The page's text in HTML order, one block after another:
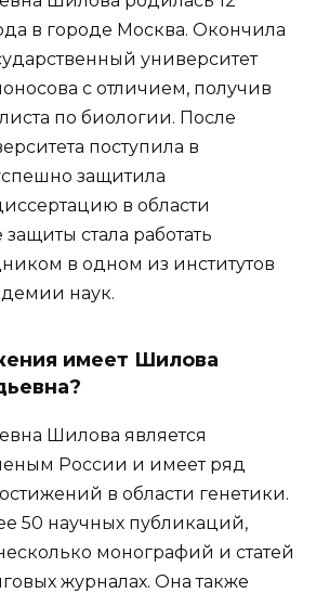
в городе Москва. Окончила
университет
с отличием, получив
по биологии. После
поступила в
защитила
в области
стала работать
в одном из институтов
наук.
имеет Шилова
Шилова является
России и имеет ряд
в области генетики.
50 научных публикаций,
монографий и статей
журналах. Она также